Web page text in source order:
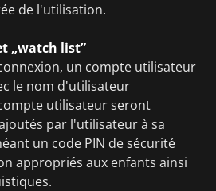
de l'utilisation.
„watch list”
un compte utilisateur
le nom d'utilisateur
utilisateur seront
par l'utilisateur à sa
un code PIN de sécurité
appropriés aux enfants ainsi